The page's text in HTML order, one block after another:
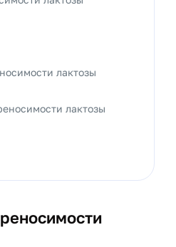
лактозы
лактозы